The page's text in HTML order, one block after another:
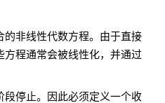
的非线性代数方程。由于直接
程通常会被线性化，并通过
停止。因此必须定义一个收